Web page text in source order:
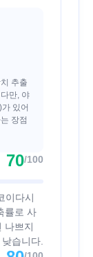
추출
만, 야
있어
장점
70/100
이다시
률로 사
나쁘지
습니다.